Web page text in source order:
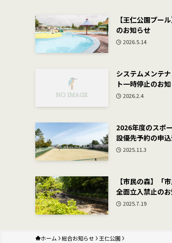
【王仁公園プー
のお知らせ
2026.5.14
システムメンテ
ト一時停止のお
2026.2.4
2026年度のスポ
設優先予約の申
2025.11.3
【市民の森】「
全面立入禁止の
2025.7.19
ホーム 総合お知らせ 王仁公園